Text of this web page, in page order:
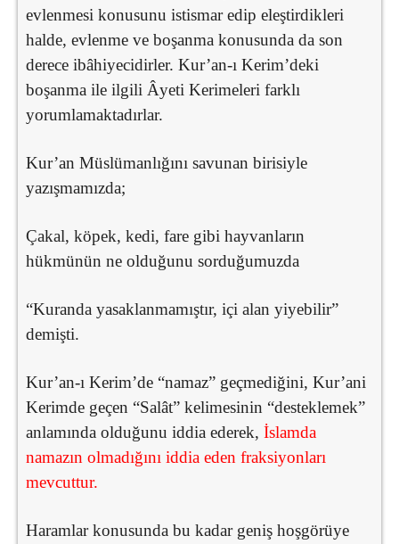
evlenmesi konusunu istismar edip eleştirdikleri
halde, evlenme ve boşanma konusunda da son
derece ibâhiyecidirler. Kur’an-ı Kerim’deki
boşanma ile ilgili Âyeti Kerimeleri farklı
yorumlamaktadırlar.
Kur’an Müslümanlığını savunan birisiyle
yazışmamızda;
Çakal, köpek, kedi, fare gibi hayvanların
hükmünün ne olduğunu sorduğumuzda
“Kuranda yasaklanmamıştır, içi alan yiyebilir”
demişti.
Kur’an-ı Kerim’de “namaz” geçmediğini, Kur’ani
Kerimde geçen “Salât” kelimesinin “desteklemek”
anlamında olduğunu iddia ederek, İslamda
namazın olmadığını iddia eden fraksiyonları
mevcuttur.
Haramlar konusunda bu kadar geniş hoşgörüye